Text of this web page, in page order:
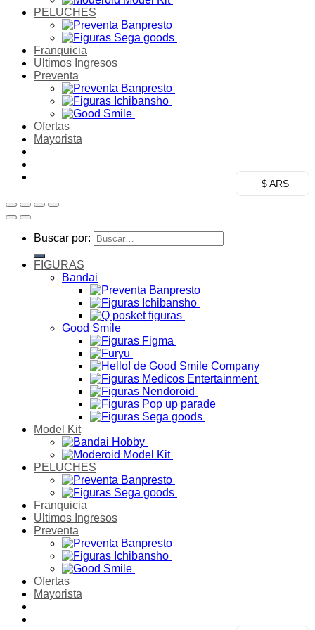
PELUCHES
Franquicia
Ultimos Ingresos
Preventa
Ofertas
Mayorista
$ ARS
Buscar por:
FIGURAS
Bandai
Good Smile
Model Kit
PELUCHES
Franquicia
Ultimos Ingresos
Preventa
Ofertas
Mayorista